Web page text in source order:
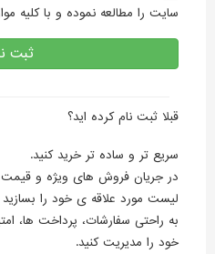
سایت را مطالعه نموده و با کلیه
قبلا ثبت نام کرده اید؟
سریع تر و ساده تر خرید کنید.
در جریان فروش های ویژه و قیمت
لیست مورد علاقه ی خود را بسازید و
به راحتی سفارشات، پرداخت ها،
خود را مدیریت کنید.